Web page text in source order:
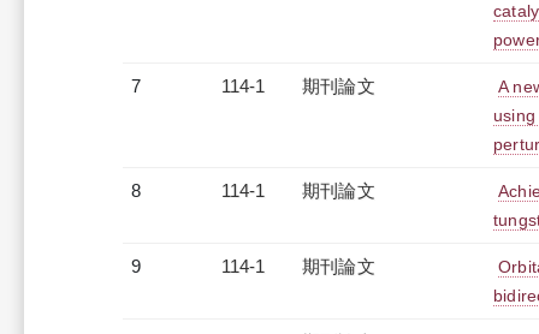
7 114-1 期刊論文
A
8 114-1 期刊論文
9 114-1 期刊論文